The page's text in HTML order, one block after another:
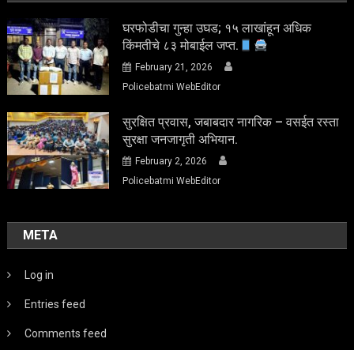
घरफोडीचा गुन्हा उघड; १५ लाखांहून अधिक
किंमतीचे ८३ मोबाईल जप्त.
February 21, 2026
Policebatmi WebEditor
सुरक्षित प्रवास, जबाबदार नागरिक – वसईत रस्ता
सुरक्षा जनजागृती अभियान.
February 2, 2026
Policebatmi WebEditor
META
Log in
Entries feed
Comments feed